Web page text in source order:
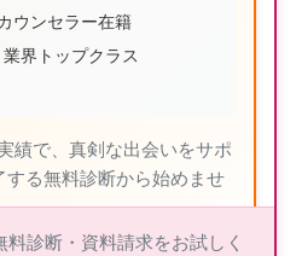
ウンセラー在籍
業界トップクラス
績で、真剣な出会いをサポ
る無料診断から始めませ
診断・資料請求をお試しく